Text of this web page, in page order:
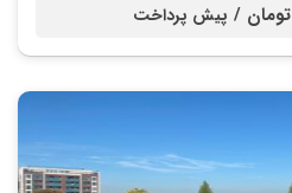
پیش پرداخت